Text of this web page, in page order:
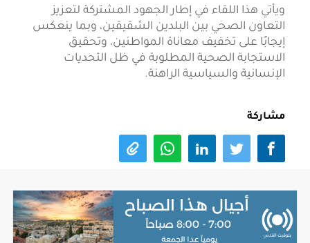
ويأتي هذا اللقاء في إطار الجهود المشتركة لتعزيز
التعاون الصحي بين البلدين الشقيقين، وبما ينعكس
إيجابًا على تخفيف معاناة المواطنين، وتحقيق
الاستجابة الصحية المطلوبة في ظل التحديات
الإنسانية والسياسية الراهنة.
مشاركة